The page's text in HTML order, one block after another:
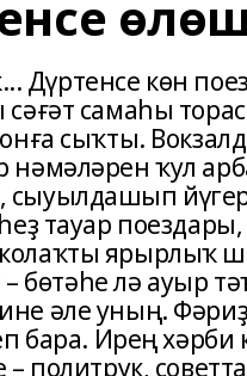
өлөш
Дүртенсе көн
самаһы
сыҡты.
нәмәләрен ҡул
сыуылдашып
тауар
ярырлыҡ
лә ауыр
әле уның.
бара. Ирең
– политрук,